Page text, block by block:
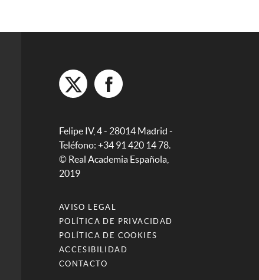
Felipe IV, 4 - 28014 Madrid -
Teléfono: +34 91 420 14 78.
© Real Academia Española,
2019
AVISO LEGAL
POLÍTICA DE PRIVACIDAD
POLÍTICA DE COOKIES
ACCESIBILIDAD
CONTACTO